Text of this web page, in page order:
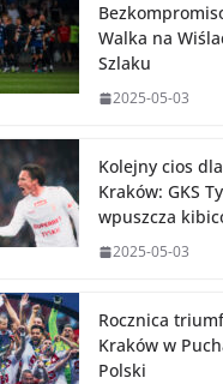
Walka na
Szlaku
2025-05-03
Kolejny cios
Kraków: GKS
wpuszcza
2025-05-03
Rocznica
Kraków w
Polski